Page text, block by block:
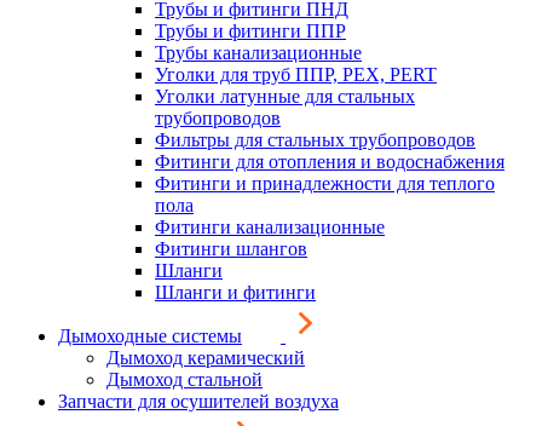
Трубы и фитинги ПНД
Трубы и фитинги ППР
Трубы канализационные
Уголки для труб ППР, PEX, PERT
Уголки латунные для стальных
трубопроводов
Фильтры для стальных трубопроводов
Фитинги для отопления и водоснабжения
Фитинги и принадлежности для теплого
пола
Фитинги канализационные
Фитинги шлангов
Шланги
Шланги и фитинги
Дымоходные системы
Дымоход керамический
Дымоход стальной
Запчасти для осушителей воздуха